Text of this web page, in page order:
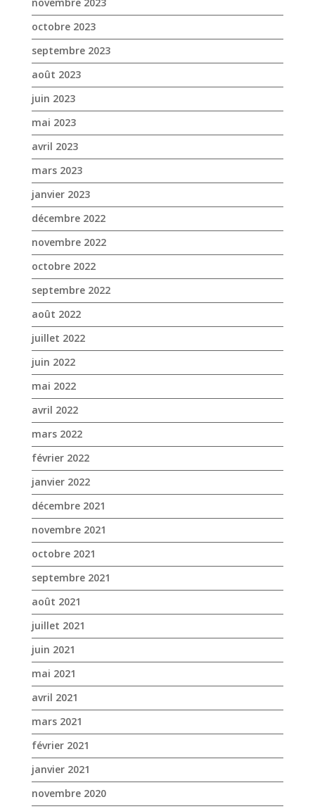
mai 2023
avril 2023
mars 2023
janvier 2023
décembre 2022
novembre 2022
octobre 2022
septembre 2022
août 2022
juillet 2022
juin 2022
mai 2022
avril 2022
mars 2022
février 2022
janvier 2022
décembre 2021
novembre 2021
octobre 2021
septembre 2021
août 2021
juillet 2021
juin 2021
mai 2021
avril 2021
mars 2021
février 2021
janvier 2021
novembre 2020
octobre 2020
septembre 2020
août 2020
juillet 2020
juin 2020